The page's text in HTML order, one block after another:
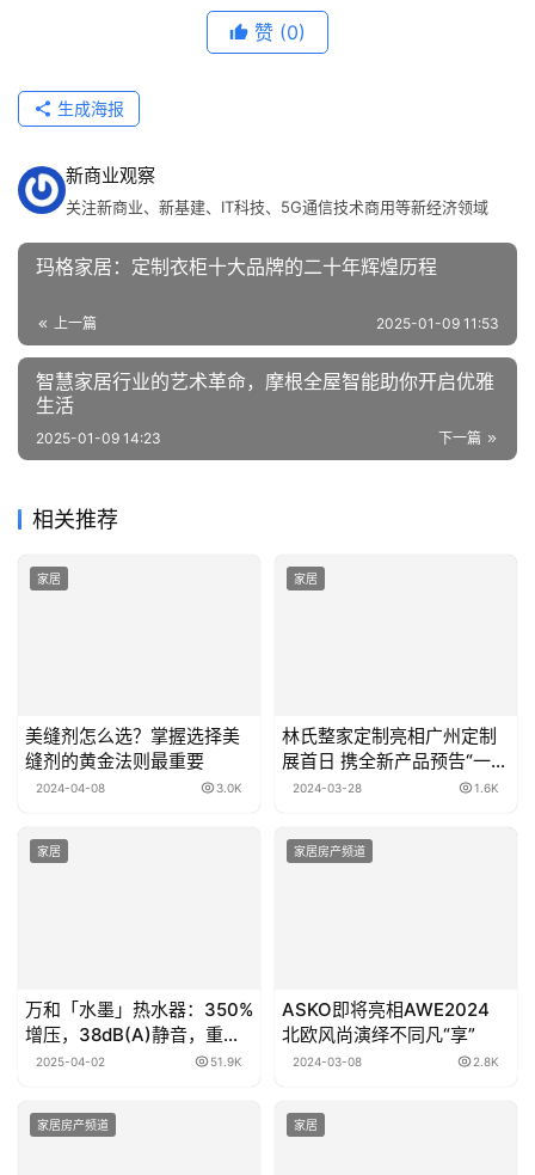
行
资
讯
赞 (0)
生成海报
新商业观察
关注新商业、新基建、IT科技、5G通信技术商用等新经济领域
玛格家居：定制衣柜十大品牌的二十年辉煌历程
上一篇 2025-01-09 11:53
智慧家居行业的艺术革命，摩根全屋智能助你开启优雅
生活
下一篇
2025-01-09 14:23
相关推荐
家居
美缝剂怎么选？掌握选择美
缝剂的黄金法则最重要
2024-04-08 3.0K
家居
林氏整家定制亮相广州定制
展首日 携全新产品预告“一店
=三店”店态模式
2024-03-28 1.6K
家居
万和「水墨」热水器：350%
增压，38dB(A)静音，重塑
热水体验
2025-04-02 51.9K
家居房产频道
ASKO即将亮相AWE2024
北欧风尚演绎不同凡“享”
2024-03-08 2.8K
家居房产频道 家居